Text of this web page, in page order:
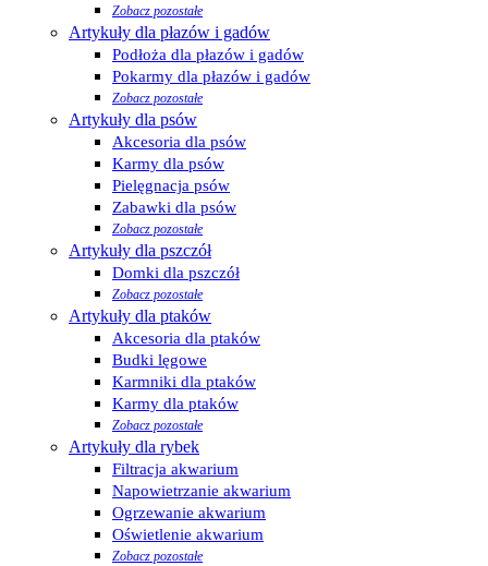
Zobacz pozostałe
Artykuły dla płazów i gadów
Podłoża dla płazów i gadów
Pokarmy dla płazów i gadów
Zobacz pozostałe
Artykuły dla psów
Akcesoria dla psów
Karmy dla psów
Pielęgnacja psów
Zabawki dla psów
Zobacz pozostałe
Artykuły dla pszczół
Domki dla pszczół
Zobacz pozostałe
Artykuły dla ptaków
Akcesoria dla ptaków
Budki lęgowe
Karmniki dla ptaków
Karmy dla ptaków
Zobacz pozostałe
Artykuły dla rybek
Filtracja akwarium
Napowietrzanie akwarium
Ogrzewanie akwarium
Oświetlenie akwarium
Zobacz pozostałe